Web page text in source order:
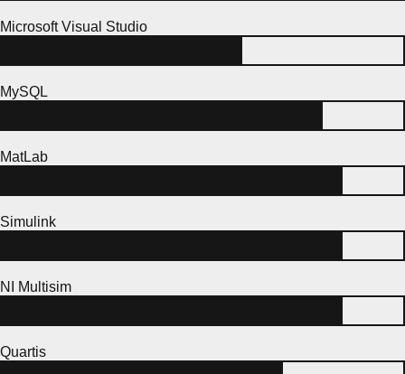
Microsoft Visual Studio
MySQL
MatLab
Simulink
NI Multisim
Quartis